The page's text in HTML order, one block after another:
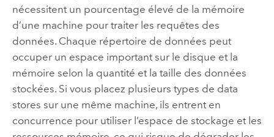
nécessitent un pourcentage élevé de la mémoire
d’une machine pour traiter les requêtes des
données. Chaque répertoire de données peut
occuper un espace important sur le disque et la
mémoire selon la quantité et la taille des données
stockées. Si vous placez plusieurs types de data
stores sur une même machine, ils entrent en
concurrence pour utiliser l’espace de stockage et les